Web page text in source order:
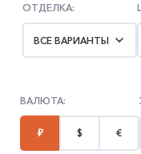
ОТДЕЛКА:
ВСЕ ВАРИАНТЫ
ВАЛЮТА:
₽ $ €